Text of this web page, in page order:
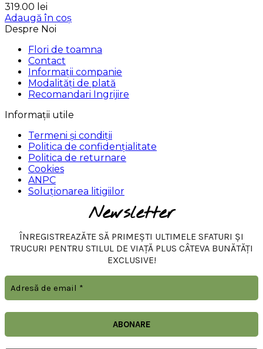
319.00 lei
Adaugă în coș
Despre Noi
Flori de toamna
Contact
Informații companie
Modalități de plată
Recomandari Ingrijire
Informații utile
Termeni și condiții
Politica de confidențialitate
Politica de returnare
Cookies
ANPC
Soluționarea litigiilor
Newsletter
ÎNREGISTREAZĂTE SĂ PRIMEȘTI ULTIMELE SFATURI ȘI
TRUCURI PENTRU STILUL DE VIAȚĂ PLUS CÂTEVA BUNĂTĂȚI
EXCLUSIVE!